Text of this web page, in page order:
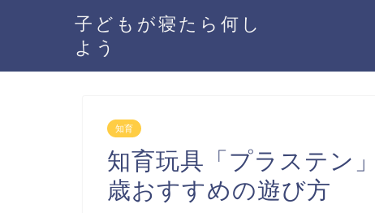
子どもが寝たら何し
よう
知育
知育玩具「プラステン
歳おすすめの遊び方